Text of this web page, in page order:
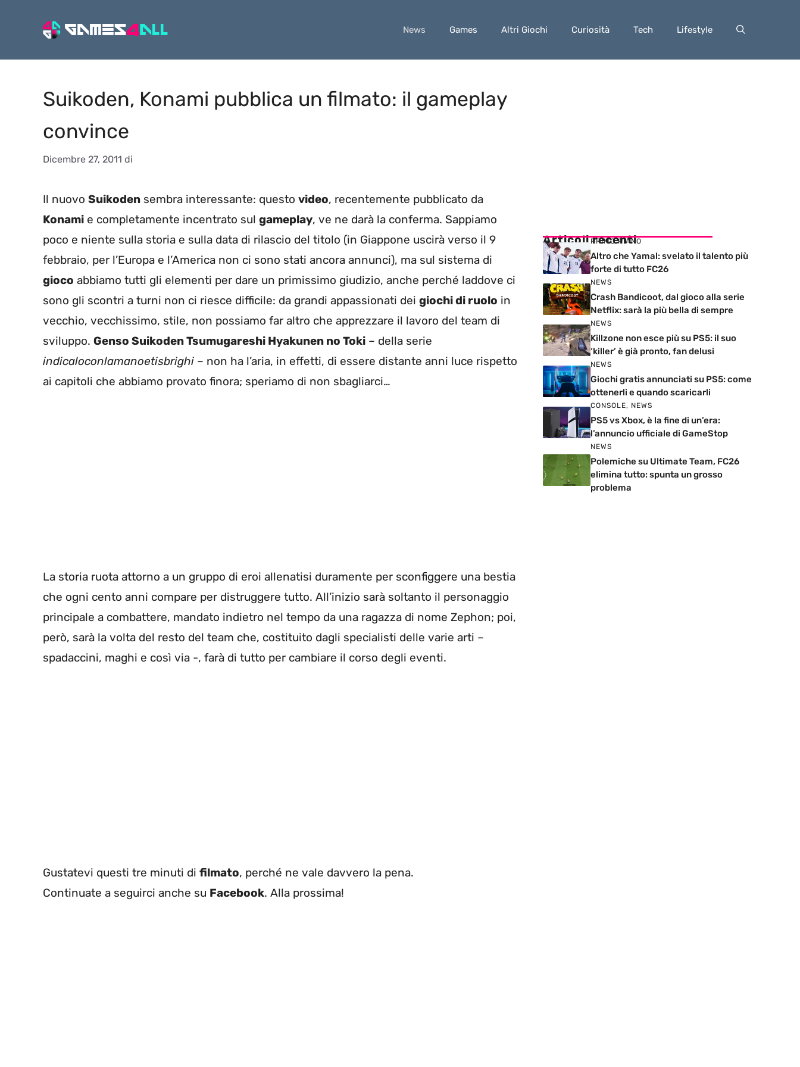
News Games Altri Giochi Curiosità Tech Lifestyle
Suikoden, Konami pubblica un filmato: il gameplay
convince
Dicembre 27, 2011 di
Il nuovo Suikoden sembra interessante: questo video, recentemente pubblicato da
Konami e completamente incentrato sul gameplay, ve ne darà la conferma. Sappiamo
poco e niente sulla storia e sulla data di rilascio del titolo (in Giappone uscirà verso il 9
febbraio, per l’Europa e l’America non ci sono stati ancora annunci), ma sul sistema di
gioco abbiamo tutti gli elementi per dare un primissimo giudizio, anche perché laddove ci
sono gli scontri a turni non ci riesce difficile: da grandi appassionati dei giochi di ruolo in
vecchio, vecchissimo, stile, non possiamo far altro che apprezzare il lavoro del team di
sviluppo. Genso Suikoden Tsumugareshi Hyakunen no Toki – della serie
indicaloconlamanoetisbrighi – non ha l’aria, in effetti, di essere distante anni luce rispetto
ai capitoli che abbiamo provato finora; speriamo di non sbagliarci…
La storia ruota attorno a un gruppo di eroi allenatisi duramente per sconfiggere una bestia
che ogni cento anni compare per distruggere tutto. All’inizio sarà soltanto il personaggio
principale a combattere, mandato indietro nel tempo da una ragazza di nome Zephon; poi,
però, sarà la volta del resto del team che, costituito dagli specialisti delle varie arti –
spadaccini, maghi e così via -, farà di tutto per cambiare il corso degli eventi.
Gustatevi questi tre minuti di filmato, perché ne vale davvero la pena.
Continuate a seguirci anche su Facebook. Alla prossima!
Articoli recenti
PRIMO PIANO
Altro che Yamal: svelato il talento più
forte di tutto FC26
NEWS
Crash Bandicoot, dal gioco alla serie
Netflix: sarà la più bella di sempre
NEWS
Killzone non esce più su PS5: il suo
‘killer’ è già pronto, fan delusi
NEWS
Giochi gratis annunciati su PS5: come
ottenerli e quando scaricarli
CONSOLE, NEWS
PS5 vs Xbox, è la fine di un’era:
l’annuncio ufficiale di GameStop
NEWS
Polemiche su Ultimate Team, FC26
elimina tutto: spunta un grosso
problema